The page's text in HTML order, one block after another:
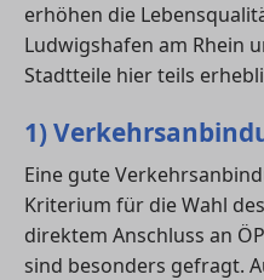
erhöhen die
Ludwigshafen am Rhein
Stadtteile hier teils
1)
Eine gute
Kriterium für die Wahl
direktem Anschluss an
sind besonders gefragt.